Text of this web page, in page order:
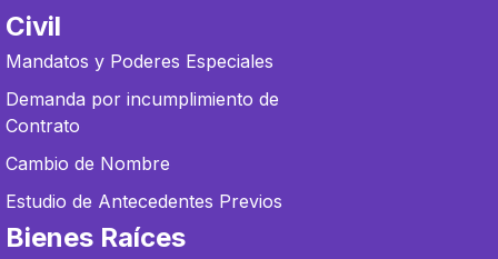
Civil
Mandatos y Poderes Especiales
Demanda por incumplimiento de
Contrato
Cambio de Nombre
Estudio de Antecedentes Previos
Bienes Raíces